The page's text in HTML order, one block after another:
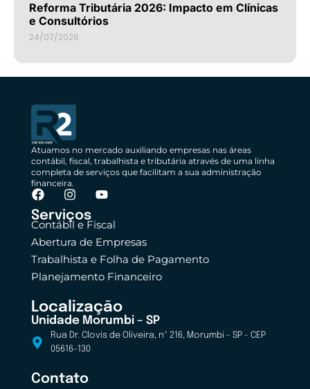
Reforma Tributária 2026: Impacto em Clínicas
e Consultórios
24/07/2026
Atuamos no mercado auxiliando empresas nas áreas
contábil, fiscal, trabalhista e tributária através de uma linha
completa de serviços que facilitam a sua administração
financeira.
Serviços
Contábil e Fiscal
Abertura de Empresas
Trabalhista e Folha de Pagamento
Planejamento Financeiro
Localização
Unidade Morumbi – SP
Rua Dr. Clovis de Oliveira, nº 216, Morumbi - SP - CEP
05616-130
Contato